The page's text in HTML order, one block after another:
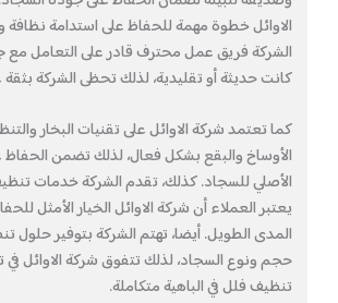
الاوائل خطوة مهمة للحفاظ على استدامة نظافة
الشركة فريق عمل محترف قادر على التعامل مع
كانت حديثة أو تقليدية، لذلك تحظى الشركة بثقة
كما تعتمد شركة الاوائل على تقنيات البخار
الأوساخ والبقع بشكل فعال، لذلك تضمن الحفاظ
الأصلي للسجاد. كذلك، تقدم الشركة خدمات
يعتبر العملاء أن شركة الاوائل الخيار الأمثل
المدى الطويل. أيضا، تهتم الشركة بتوفير
حجم ونوع السجاد، لذلك تتفوق شركة الاوائل
تنظيف فلل في الباهية متكاملة.